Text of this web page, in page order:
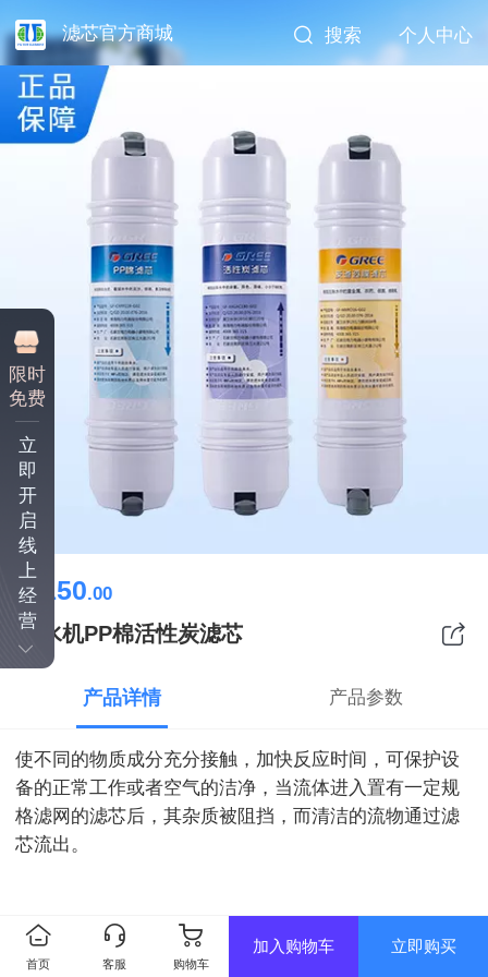
滤芯官方商城 搜索 个人中心
￥ 150.00
净水机PP棉活性炭滤芯
产品详情 产品参数
使不同的物质成分充分接触，加快反应时间，可保护设
备的正常工作或者空气的洁净，当流体进入置有一定规
格滤网的滤芯后，其杂质被阻挡，而清洁的流物通过滤
芯流出。
首页 客服 购物车
加入购物车 立即购买
限时
免费
立
即
开
启
线
上
经
营